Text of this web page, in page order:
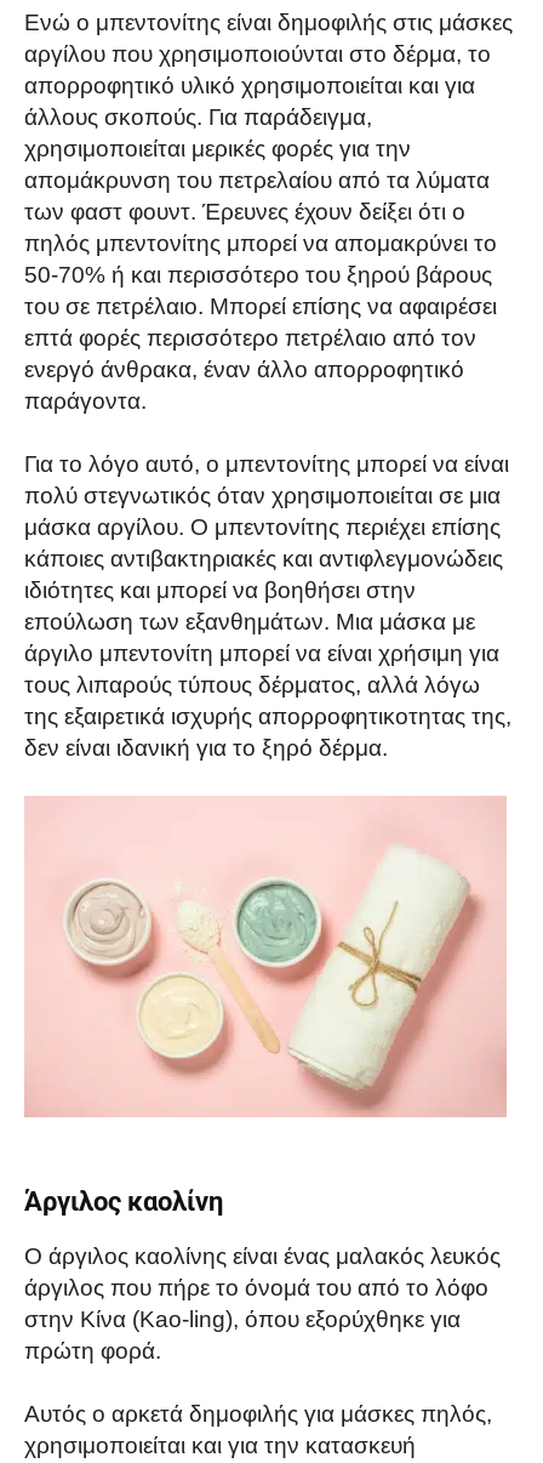
Ενώ ο μπεντονίτης είναι δημοφιλής στις μάσκες
αργίλου που χρησιμοποιούνται στο δέρμα, το
απορροφητικό υλικό χρησιμοποιείται και για
άλλους σκοπούς. Για παράδειγμα,
χρησιμοποιείται μερικές φορές για την
απομάκρυνση του πετρελαίου από τα λύματα
των φαστ φουντ. Έρευνες έχουν δείξει ότι ο
πηλός μπεντονίτης μπορεί να απομακρύνει το
50-70% ή και περισσότερο του ξηρού βάρους
του σε πετρέλαιο. Μπορεί επίσης να αφαιρέσει
επτά φορές περισσότερο πετρέλαιο από τον
ενεργό άνθρακα, έναν άλλο απορροφητικό
παράγοντα.
Για το λόγο αυτό, ο μπεντονίτης μπορεί να είναι
πολύ στεγνωτικός όταν χρησιμοποιείται σε μια
μάσκα αργίλου. Ο μπεντονίτης περιέχει επίσης
κάποιες αντιβακτηριακές και αντιφλεγμονώδεις
ιδιότητες και μπορεί να βοηθήσει στην
επούλωση των εξανθημάτων. Μια μάσκα με
άργιλο μπεντονίτη μπορεί να είναι χρήσιμη για
τους λιπαρούς τύπους δέρματος, αλλά λόγω
της εξαιρετικά ισχυρής απορροφητικοτητας της,
δεν είναι ιδανική για το ξηρό δέρμα.
Άργιλος καολίνη
Ο άργιλος καολίνης είναι ένας μαλακός λευκός
άργιλος που πήρε το όνομά του από το λόφο
στην Κίνα (Kao-ling), όπου εξορύχθηκε για
πρώτη φορά.
Αυτός ο αρκετά δημοφιλής για μάσκες πηλός,
χρησιμοποιείται και για την κατασκευή